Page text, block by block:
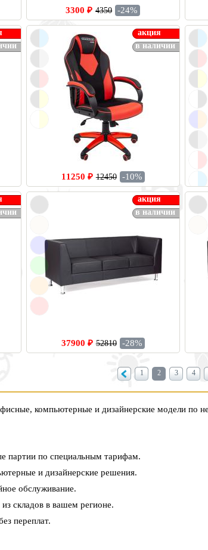
3300 ₽ 4350 -24%
11250 ₽ 12450 -10%
акция
в наличии
37900 ₽ 52810 -28%
акция
в наличии
1 2 3 4
компьютерные и дизайнерские модели по
партии по специальным тарифам.
и дизайнерские решения.
обслуживание.
складов в вашем регионе.
переплат.